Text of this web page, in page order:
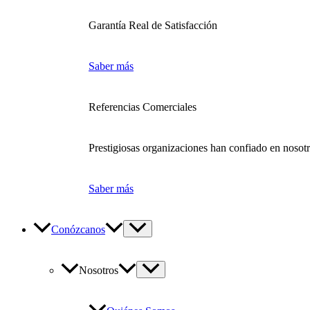
Garantía Real de Satisfacción
Saber más
Referencias Comerciales
Prestigiosas organizaciones han confiado en
Saber más
Conózcanos
Nosotros